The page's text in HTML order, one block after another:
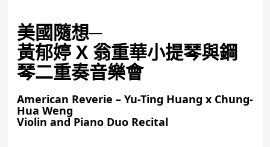
美國隨想─
黃郁婷 X 翁重華小提琴與鋼
琴二重奏音樂會
American Reverie – Yu-Ting Huang x Chung-
Hua Weng
Violin and Piano Duo Recital